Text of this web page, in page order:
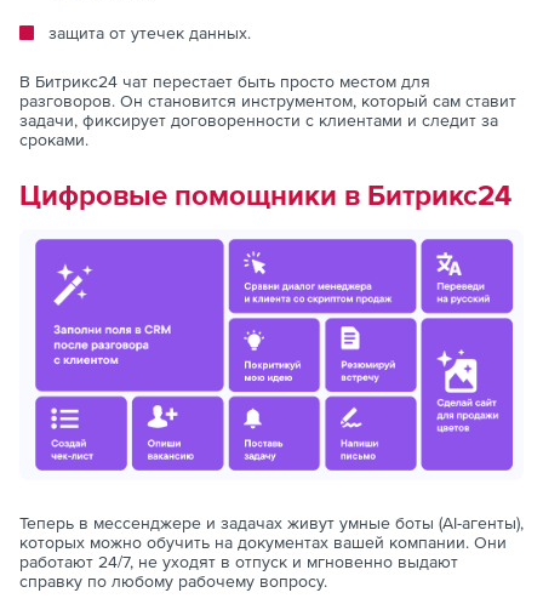
защита от утечек данных.
В Битрикс24 чат перестает быть просто местом для
разговоров. Он становится инструментом, который сам ставит
задачи, фиксирует договоренности с клиентами и следит за
сроками.
Цифровые помощники в Битрикс24
Теперь в мессенджере и задачах живут умные боты (AI-агенты),
которых можно обучить на документах вашей компании. Они
работают 24/7, не уходят в отпуск и мгновенно выдают
справку по любому рабочему вопросу.